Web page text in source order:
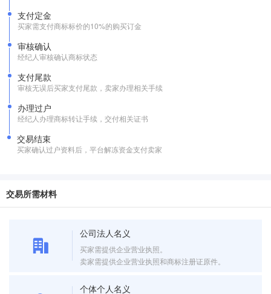
支付定金
买家需支付商标标价的10%的购买订金
审核确认
经纪人审核确认商标状态
支付尾款
审核无误后买家支付尾款，卖家办理相关手续
办理过户
经纪人办理商标转让手续，交付相关证书
交易结束
买家确认过户资料后，平台解冻资金支付卖家
交易所需材料
公司法人名义
买家需提供企业营业执照。
卖家需提供企业营业执照和商标注册证原件。
个体个人名义